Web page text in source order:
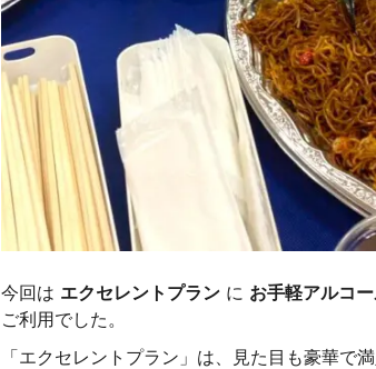
今回は エクセレントプラン に お手軽アルコ
ご利用でした。
「エクセレントプラン」は、見た目も豪華で